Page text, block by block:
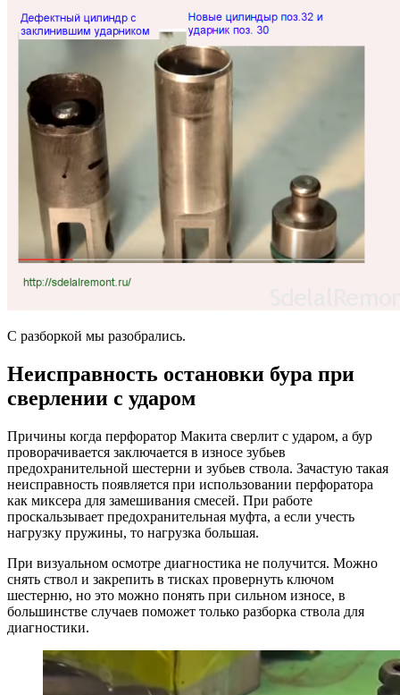
С разборкой мы разобрались.
Неисправность остановки бура при
сверлении с ударом
Причины когда перфоратор Макита сверлит с ударом, а бур
проворачивается заключается в износе зубьев
предохранительной шестерни и зубьев ствола. Зачастую такая
неисправность появляется при использовании перфоратора
как миксера для замешивания смесей. При работе
проскальзывает предохранительная муфта, а если учесть
нагрузку пружины, то нагрузка большая.
При визуальном осмотре диагностика не получится. Можно
снять ствол и закрепить в тисках провернуть ключом
шестерню, но это можно понять при сильном износе, в
большинстве случаев поможет только разборка ствола для
диагностики.